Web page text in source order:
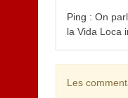
Ping : On
la Vida Loca
Les